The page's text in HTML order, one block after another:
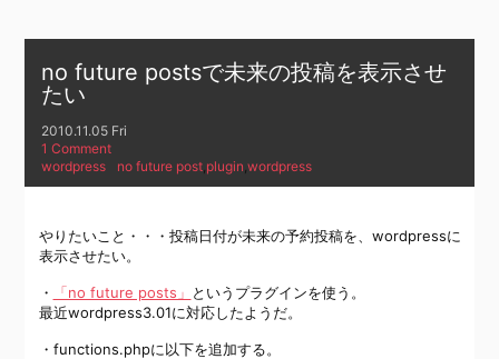
no future postsで未来の投稿を表示させ
たい
2010.11.05 Fri
1 Comment
wordpress
no future post,plugin,wordpress
やりたいこと・・・投稿日付が未来の予約投稿を、wordpressに
表示させたい。
・ 「no future posts」 というプラグインを使う。
最近wordpress3.01に対応したようだ。
・functions.phpに以下を追加する。